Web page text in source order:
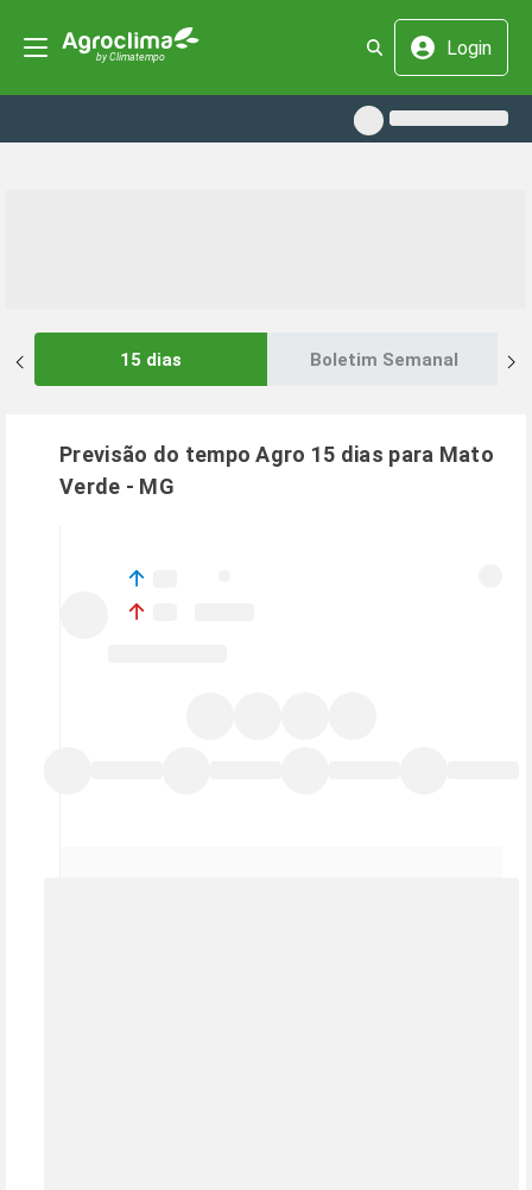
Login
15 dias Boletim Semanal
Previsão do tempo Agro 15 dias para Mato
Verde - MG